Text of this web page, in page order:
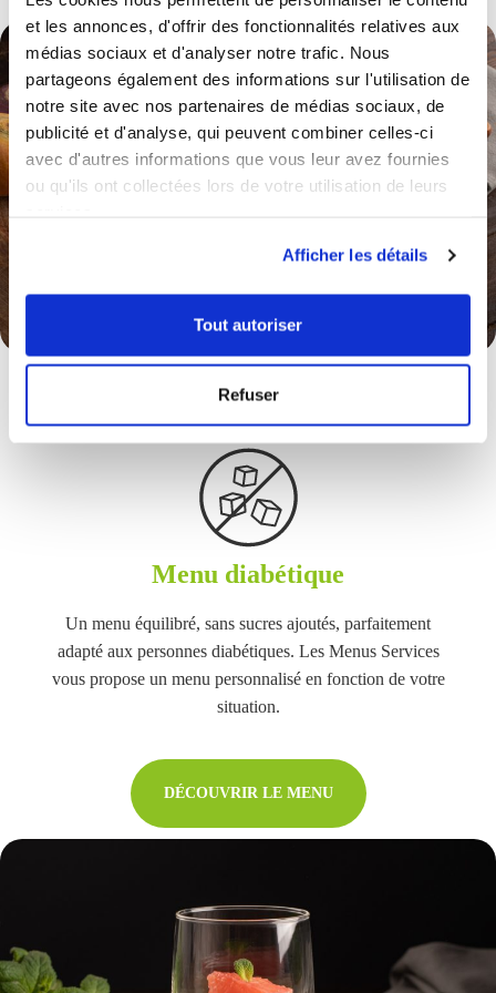
et les annonces, d'offrir des fonctionnalités relatives aux
médias sociaux et d'analyser notre trafic. Nous
partageons également des informations sur l'utilisation de
notre site avec nos partenaires de médias sociaux, de
publicité et d'analyse, qui peuvent combiner celles-ci
avec d'autres informations que vous leur avez fournies
ou qu'ils ont collectées lors de votre utilisation de leurs
Afficher les détails
Tout autoriser
Refuser
Menu diabétique
Un menu équilibré, sans sucres ajoutés, parfaitement
adapté aux personnes diabétiques. Les Menus Services
vous propose un menu personnalisé en fonction de votre
situation.
DÉCOUVRIR LE MENU